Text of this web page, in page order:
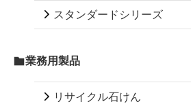
スタンダードシリーズ
業務用製品
リサイクル石けん